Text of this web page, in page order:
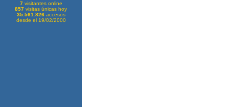
7visitantes online
857 visitas únicas hoy
35.561.826accesos
desde el 19/02/2000